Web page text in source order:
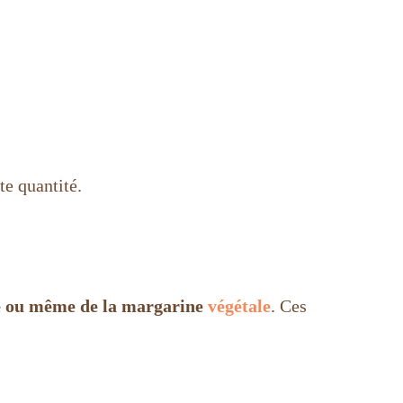
quantité.
ou même de la margarine végétale. Ces